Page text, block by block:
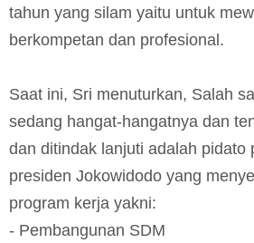
tahun yang silam yaitu untuk
berkompetan dan profesional.
Saat ini, Sri menuturkan, Salah
sedang hangat-hangatnya dan
dan ditindak lanjuti adalah pidato
presiden Jokowidodo yang
program kerja yakni:
- Pembangunan SDM